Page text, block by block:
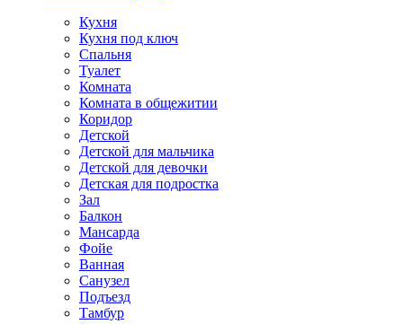
Кухня
Кухня под ключ
Спальня
Туалет
Комната
Комната в общежитии
Коридор
Детской
Детской для мальчика
Детской для девочки
Детская для подростка
Зал
Балкон
Мансарда
Фойе
Ванная
Санузел
Подъезд
Тамбур